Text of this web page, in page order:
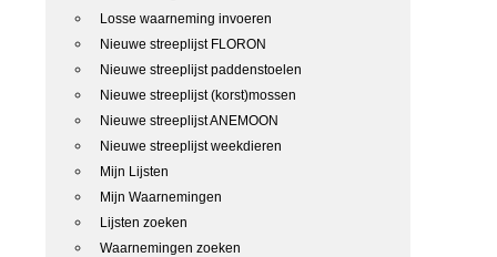
Losse waarneming invoeren
Nieuwe streeplijst FLORON
Nieuwe streeplijst paddenstoelen
Nieuwe streeplijst (korst)mossen
Nieuwe streeplijst ANEMOON
Nieuwe streeplijst weekdieren
Mijn Lijsten
Mijn Waarnemingen
Lijsten zoeken
Waarnemingen zoeken